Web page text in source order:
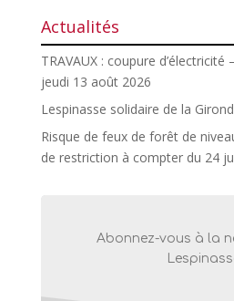
Actualités
TRAVAUX : coupure
jeudi 13 août 2026
Lespinasse solidaire de la
Risque de feux de forêt de
de restriction à compter du 24
Abonnez-vous à la